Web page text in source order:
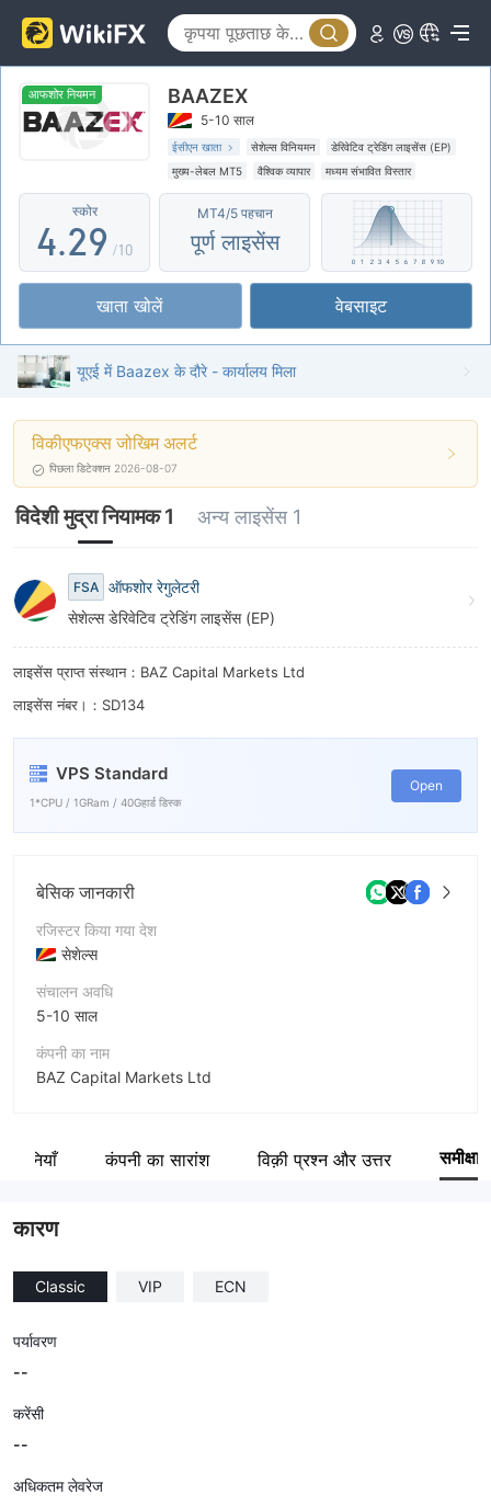
आफशोर नियमन BAAZEX
5-10 साल
ईसीएन खाता सेशेल्स विनियमन
डेरिवेटिव ट्रेडिंग लाइसेंस (EP)
मुख्य-लेबल MT5
वैश्विक व्यापार
मध्यम संभावित विस्तार
आफशोर नियमन
स्कोर
0
1
3
4
5
6
7
8
9
.
1
2
3
4
5
6
7
8
9
4
5
6
8
9 /10
MT4/5 पहचान
पूर्ण लाइसेंस
खाता खोलें वेबसाइट
यूएई में Baazex के दौरे - कार्यालय मिला
विकीएफएक्स जोखिम अलर्ट
पिछला डिटेक्शन 2026-08-07
विदेशी मुद्रा नियामक 1 अन्य लाइसेंस 1
FSA ऑफशोर रेगुलेटरी
सेशेल्स डेरिवेटिव ट्रेडिंग लाइसेंस (EP)
लाइसेंस प्राप्त संस्थान：BAZ Capital Markets Ltd
लाइसेंस नंबर।：SD134
VPS Standard
1*CPU / 1GRam / 40Gहार्ड डिस्क
Open
बेसिक जानकारी
रजिस्टर किया गया देश
सेशेल्स
संचालन अवधि
5-10 साल
कंपनी का नाम
BAZ Capital Markets Ltd
कंपनी का सारांश विक़ी प्रश्न और उत्तर समीक्षा
कारण
Classic VIP ECN
पर्यावरण
--
करेंसी
--
अधिकतम लेवरेज